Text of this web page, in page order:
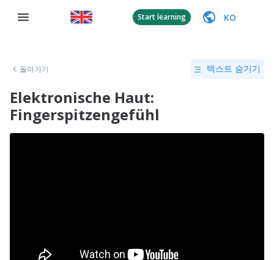
Start learning KO
돌아가기 텍스트 숨기기
Elektronische Haut:
Fingerspitzengefühl